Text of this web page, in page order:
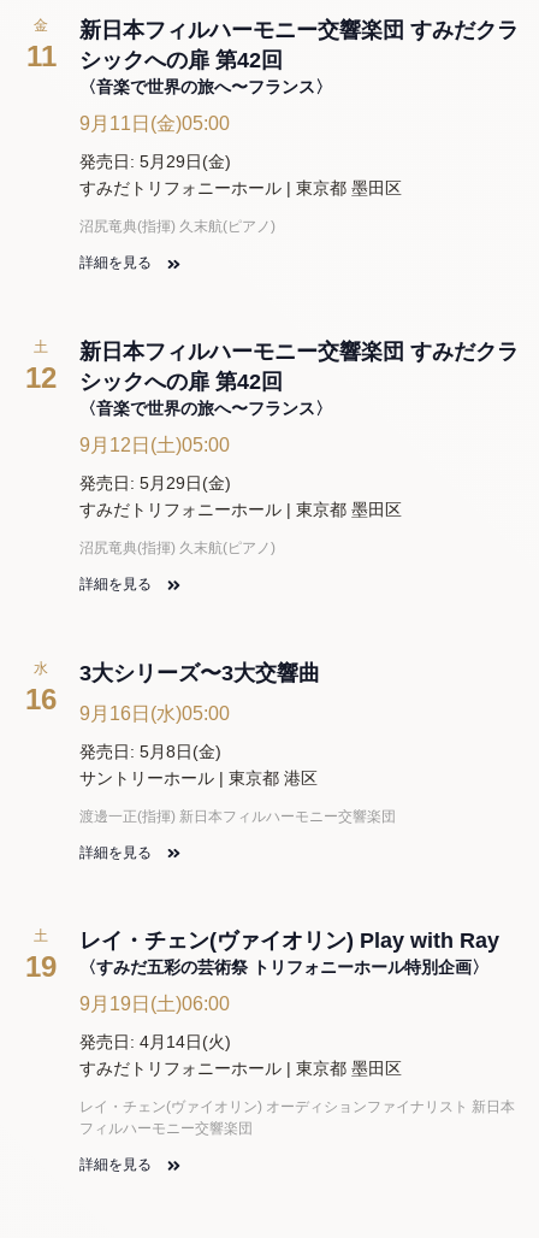
金
11
新日本フィルハーモニー交響楽団 すみだクラ
シックへの扉 第42回
〈音楽で世界の旅へ〜フランス〉
9月11日(金)05:00
発売日: 5月29日(金)
すみだトリフォニーホール | 東京都 墨田区
沼尻竜典(指揮) 久末航(ピアノ)
詳細を見る
土
12
新日本フィルハーモニー交響楽団 すみだクラ
シックへの扉 第42回
〈音楽で世界の旅へ〜フランス〉
9月12日(土)05:00
発売日: 5月29日(金)
すみだトリフォニーホール | 東京都 墨田区
沼尻竜典(指揮) 久末航(ピアノ)
詳細を見る
水
16
3大シリーズ〜3大交響曲
9月16日(水)05:00
発売日: 5月8日(金)
サントリーホール | 東京都 港区
渡邊一正(指揮) 新日本フィルハーモニー交響楽団
詳細を見る
土
19
レイ・チェン(ヴァイオリン) Play with Ray
〈すみだ五彩の芸術祭 トリフォニーホール特別企画〉
9月19日(土)06:00
発売日: 4月14日(火)
すみだトリフォニーホール | 東京都 墨田区
レイ・チェン(ヴァイオリン) オーディションファイナリスト 新日本
フィルハーモニー交響楽団
詳細を見る